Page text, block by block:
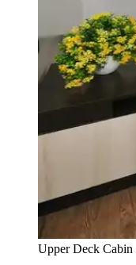
Upper Deck